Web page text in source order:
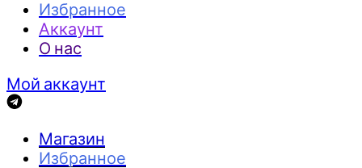
Избранное
Аккаунт
О нас
Мой аккаунт
Магазин
Избранное